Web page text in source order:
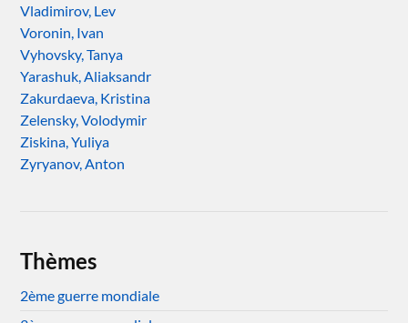
Vladimirov, Lev
Voronin, Ivan
Vyhovsky, Tanya
Yarashuk, Aliaksandr
Zakurdaeva, Kristina
Zelensky, Volodymir
Ziskina, Yuliya
Zyryanov, Anton
Thèmes
2ème guerre mondiale